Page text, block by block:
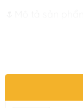
✔ Khơi dậy
Bé nhà bạn
✔  Bộ đồ chơi
✔ Đặc biệt, đồ
Không chỉ là